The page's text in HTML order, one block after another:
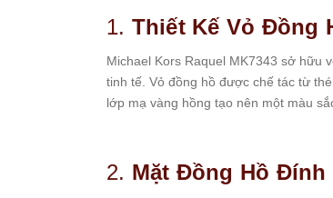
Michael
Rivero
Roberto
Crown
1. Thiết Kế Vỏ Đồng
Michael Kors Raquel MK7343 sở hữu
tinh tế. Vỏ đồng hồ được chế tác từ
lớp mạ vàng hồng tạo nên một màu
2. Mặt Đồng Hồ Đính